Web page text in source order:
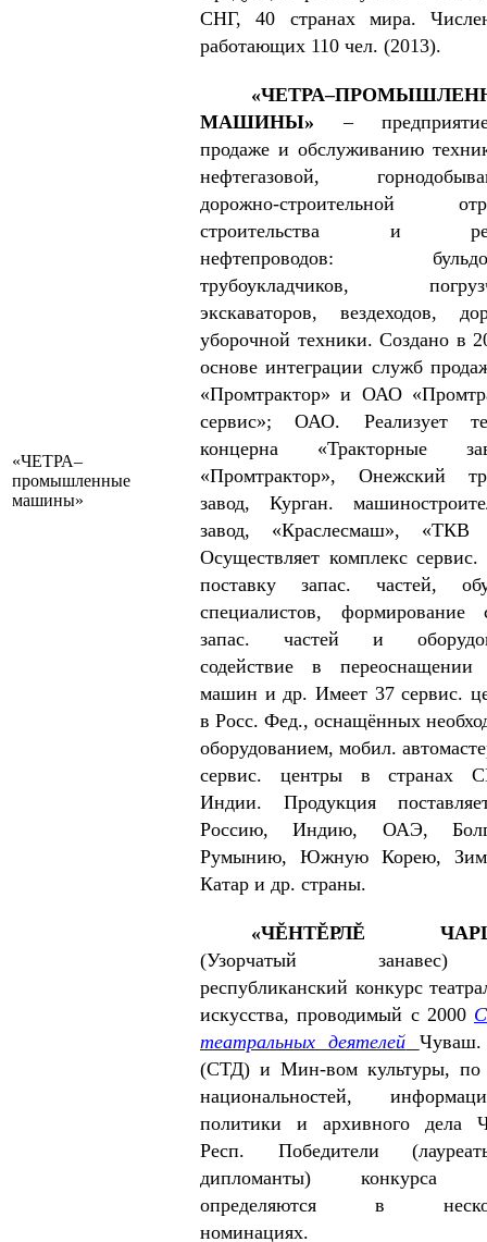
СНГ, 40 стра­нах мира.
работающих 110 чел. (2013).
«ЧЕТРА–
промышленные
машины»
МАШИНЫ» –
продаже и обслуживанию
нефтегазовой,
дорожно-строительной
строительства и
нефтепроводов:
трубоукладчиков,
экскаваторов, вездеходов,
уборочной техники. Создано в
основе интеграции служб
«Пром­трактор» и ОАО
сервис»; ОАО. Реализует
концерна «Тракторные
«Промтрактор», Онежский
завод, Курган.
завод, «Краслесмаш», «ТКВ
Осущест­вляет комплекс сервис.
поставку запас. частей,
специалистов, формирование
запас. частей и
содействие в переоснащении
машин и др. Имеет 37 сервис.
в Росс. Фед., оснащённых
оборудованием, мобил.
сервис. центры в странах
Индии. Продукция
Россию, Индию, ОАЭ,
Румынию, Южную Корею,
Катар и др. страны.
«ЧĔНТĔРЛĔ
(Узорчатый
республиканский конкурс
искусства, проводимый с 2000
театральных деятелей
Чуваш.
(СТД) и Мин-вом культуры, по
национальностей,
политики и архивного дела
Респ. Победители
дипломанты) конкурса
определяются в
номинациях.